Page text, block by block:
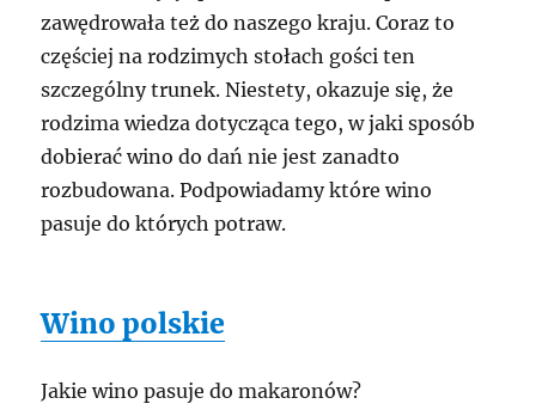
zawędrowała też do naszego kraju. Coraz to
częściej na rodzimych stołach gości ten
szczególny trunek. Niestety, okazuje się, że
rodzima wiedza dotycząca tego, w jaki sposób
dobierać wino do dań nie jest zanadto
rozbudowana. Podpowiadamy które wino
pasuje do których potraw.
Wino polskie
Jakie wino pasuje do makaronów?